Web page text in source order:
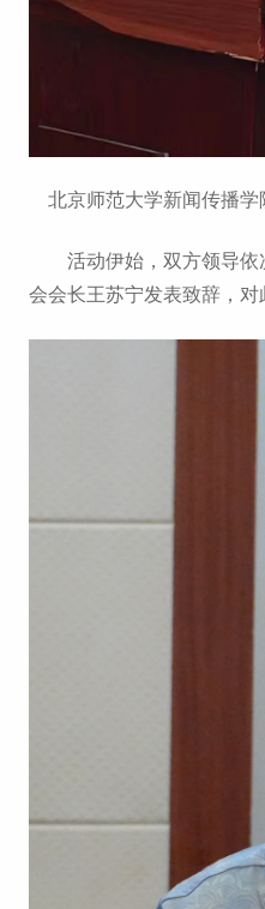
北京师范大学新闻传播
活动伊始，双方领导
会会长王苏宁发表致辞，对